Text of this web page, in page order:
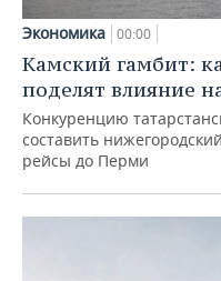
Экономика 00:00
Камский гамбит:
поделят влияние
Конкуренцию
составить
рейсы до Перми